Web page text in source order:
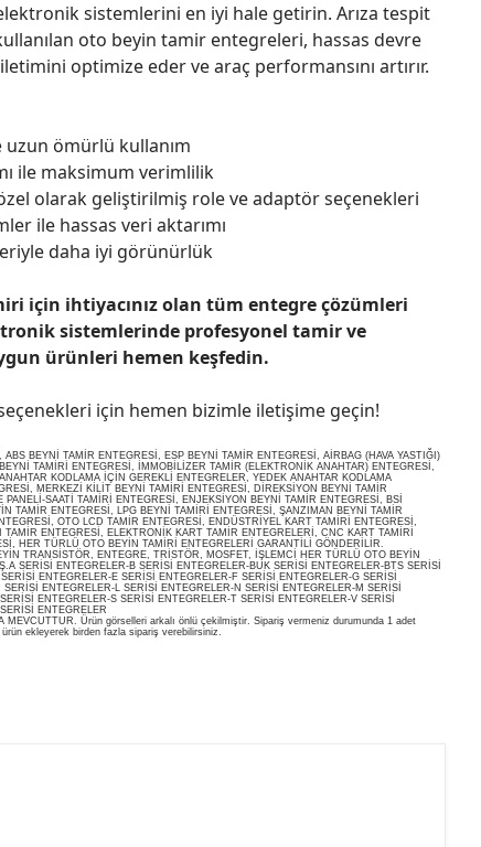
sistemlerini en iyi hale getirin. Arıza tespit
oto beyin tamir entegreleri, hassas devre
optimize eder ve araç performansını artırır.
uzun ömürlü kullanım
ile maksimum verimlilik
olarak geliştirilmiş role ve adaptör seçenekleri
ile hassas veri aktarımı
daha iyi görünürlük
için ihtiyacınız olan tüm entegre çözümleri
sistemlerinde profesyonel tamir ve
ürünleri hemen keşfedin.
için hemen bizimle iletişime geçin!
BEYNİ TAMİR ENTEGRESİ, ESP BEYNİ TAMİR ENTEGRESİ, AİRBAG (HAVA YASTIĞI)
TAMİRİ ENTEGRESİ, İMMOBİLİZER TAMİR (ELEKTRONİK ANAHTAR) ENTEGRESİ,
KODLAMA İÇİN GEREKLİ ENTEGRELER, YEDEK ANAHTAR KODLAMA
MERKEZİ KİLİT BEYNİ TAMİRİ ENTEGRESİ, DİREKSİYON BEYNİ TAMİR
SAATİ TAMİRİ ENTEGRESİ, ENJEKSİYON BEYNİ TAMİR ENTEGRESİ, BSİ
TAMİR ENTEGRESİ, LPG BEYNİ TAMİRİ ENTEGRESİ, ŞANZIMAN BEYNİ TAMİR
OTO LCD TAMİR ENTEGRESİ, ENDÜSTRİYEL KART TAMİRİ ENTEGRESİ,
ENTEGRESİ, ELEKTRONİK KART TAMİR ENTEGRELERİ, CNC KART TAMİRİ
HER TÜRLÜ OTO BEYİN TAMİRİ ENTEGRELERİ GARANTİLİ GÖNDERİLİR.
TRANSİSTÖR, ENTEGRE, TRİSTÖR, MOSFET, İŞLEMCİ HER TÜRLÜ OTO BEYİN
SERİSİ ENTEGRELER-B SERİSİ ENTEGRELER-BUK SERİSİ ENTEGRELER-BTS SERİSİ
ENTEGRELER-E SERİSİ ENTEGRELER-F SERİSİ ENTEGRELER-G SERİSİ
ENTEGRELER-L SERİSİ ENTEGRELER-N SERİSİ ENTEGRELER-M SERİSİ
ENTEGRELER-S SERİSİ ENTEGRELER-T SERİSİ ENTEGRELER-V SERİSİ
ENTEGRELER
Ürün görselleri arkalı önlü çekilmiştir. Sipariş vermeniz durumunda 1 adet
ekleyerek birden fazla sipariş verebilirsiniz.